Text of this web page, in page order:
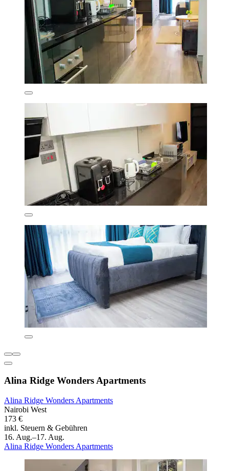
Alina Ridge Wonders Apartments
Alina Ridge Wonders Apartments
Nairobi West
173 €
inkl. Steuern & Gebühren
16. Aug.–17. Aug.
Alina Ridge Wonders Apartments